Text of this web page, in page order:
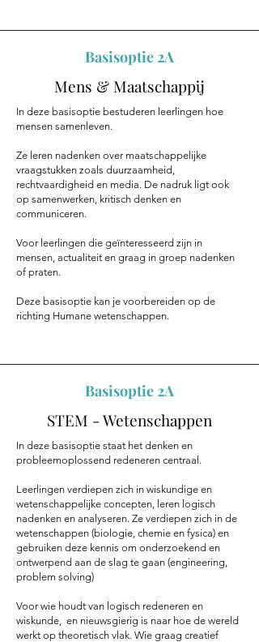
Basisoptie 2A
Mens & Maatschappij
In deze basisoptie bestuderen leerlingen hoe
mensen samenleven.
Ze leren nadenken over maatschappelijke
vraagstukken zoals duurzaamheid,
rechtvaardigheid en media. De nadruk ligt ook
op samenwerken, kritisch denken en
communiceren.
Voor leerlingen die geïnteresseerd zijn in
mensen, actualiteit en graag in groep nadenken
of praten.
Deze basisoptie kan je voorbereiden op de
richting Humane wetenschappen.
Basisoptie 2A
STEM - Wetenschappen
In deze basisoptie staat het denken en
probleemoplossend redeneren centraal.
Leerlingen verdiepen zich in wiskundige en
wetenschappelijke concepten, leren logisch
nadenken en analyseren. Ze verdiepen zich in de
wetenschappen (biologie, chemie en fysica) en
gebruiken deze kennis om onderzoekend en
ontwerpend aan de slag te gaan (engineering,
problem solving)
Voor wie houdt van logisch redeneren en
wiskunde, en nieuwsgierig is naar hoe de wereld
werkt op theoretisch vlak. Wie graag creatief